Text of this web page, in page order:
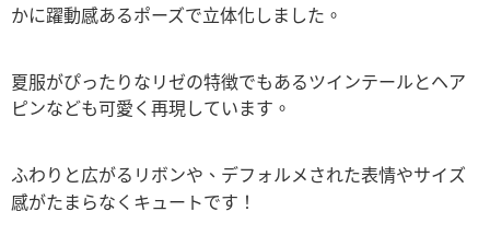
かに躍動感あるポーズで立体化しました。
夏服がぴったりなリゼの特徴でもあるツインテールとヘア
ピンなども可愛く再現しています。
ふわりと広がるリボンや、デフォルメされた表情やサイズ
感がたまらなくキュートです！